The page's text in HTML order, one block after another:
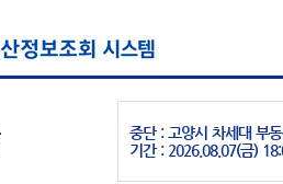
중단 : 고양시 차세대 부
기간 : 2026.08.07(금)